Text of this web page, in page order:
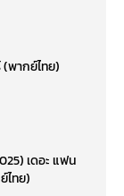
(พากย์ไทย)
เดอะ แฟน
ไทย)